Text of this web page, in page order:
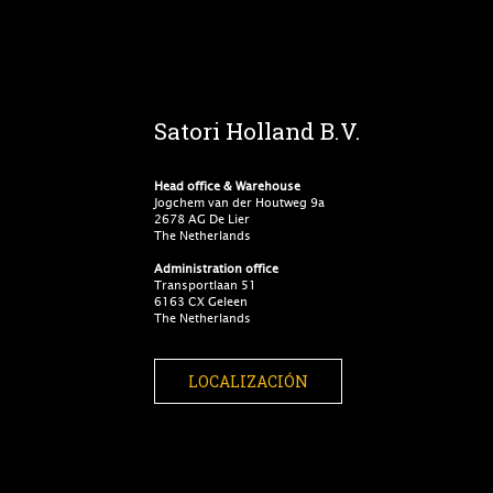
Satori Holland B.V.
Head office & Warehouse
Jogchem van der Houtweg 9a
2678 AG De Lier
The Netherlands
Administration office
Transportlaan 51
6163 CX Geleen
The Netherlands
LOCALIZACIÓN